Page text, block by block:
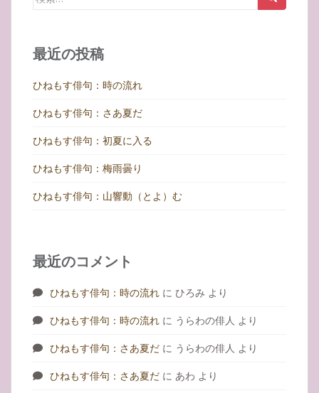
最近の投稿
ひねもす俳句：時の流れ
ひねもす俳句：さあ夏だ
ひねもす俳句：初夏に入る
ひねもす俳句：梅雨曇り
ひねもす俳句：山響動（とよ）む
最近のコメント
ひねもす俳句：時の流れ に ひろみ より
ひねもす俳句：時の流れ に うらわの俳人 より
ひねもす俳句：さあ夏だ に うらわの俳人 より
ひねもす俳句：さあ夏だ に あわ より